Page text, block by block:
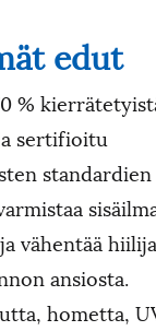
edut
%
sertifioitu
standardien
vähentää
ansiosta.
hometta,